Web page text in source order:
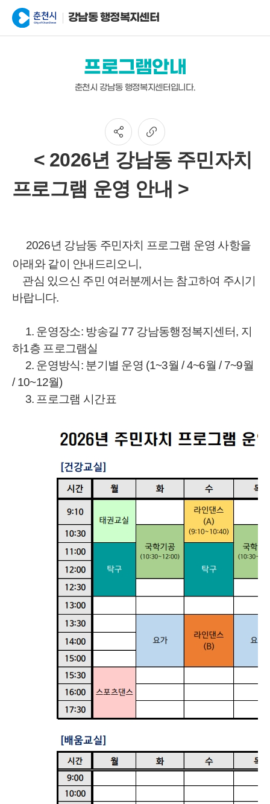
강남동 행정복지센터
프로그램안내
춘천시 강남동 행정복지센터입니다.
< 2026년 강남동 주민자치
프로그램 운영 안내 >
2026년 강남동 주민자치 프로그램 운영 사항을
아래와 같이 안내드리오니,
관심 있으신 주민 여러분께서는 참고하여 주시기
바랍니다.
1. 운영장소: 방송길 77 강남동행정복지센터, 지
하1층 프로그램실
2. 운영방식: 분기별 운영 (1~3월 / 4~6월 / 7~9월
/ 10~12월)
3. 프로그램 시간표